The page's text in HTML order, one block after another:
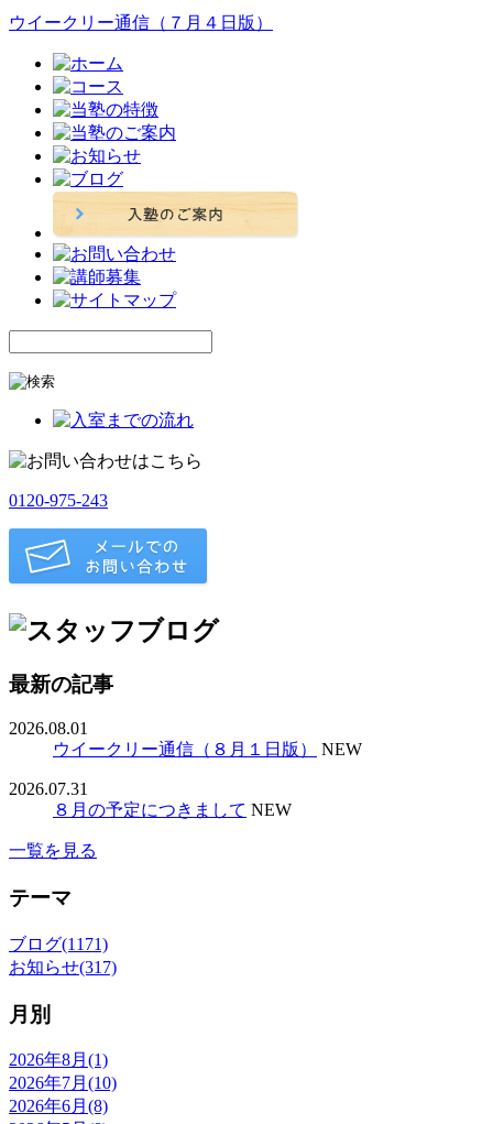
ウイークリー通信（７月４日版）
0120-975-243
最新の記事
2026.08.01
ウイークリー通信（８月１日版）
NEW
2026.07.31
８月の予定につきまして NEW
一覧を見る
テーマ
ブログ(1171)
お知らせ(317)
月別
2026年8月(1)
2026年7月(10)
2026年6月(8)